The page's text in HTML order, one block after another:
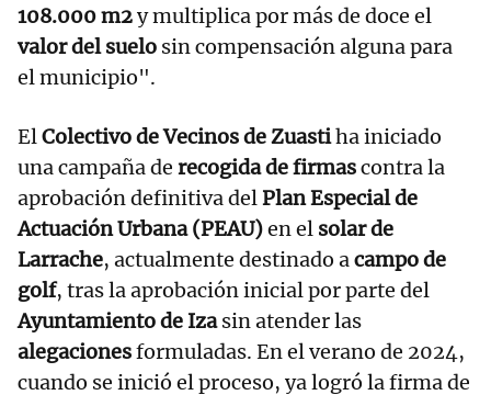
108.000 m2y multiplica por más de doce el
valor del suelo sin compensación alguna para
el municipio".
ElColectivo de Vecinos de Zuastiha iniciado
una campaña de recogida de firmascontra la
aprobación definitiva delPlan Especial de
Actuación Urbana (PEAU)en el solar de
Larrache, actualmente destinado acampo de
golf, tras la aprobación inicial por parte del
Ayuntamiento de Izasin atender las
alegacionesformuladas. En el verano de 2024,
cuando se inició el proceso, ya logró la firma de